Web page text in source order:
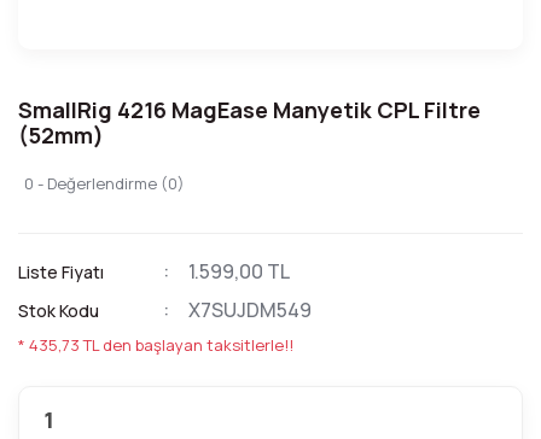
SmallRig 4216 MagEase Manyetik CPL Filtre
(52mm)
0 - Değerlendirme (0)
Liste Fiyatı 1.599,00 TL
Stok Kodu X7SUJDM549
* 435,73 TL den başlayan taksitlerle!!